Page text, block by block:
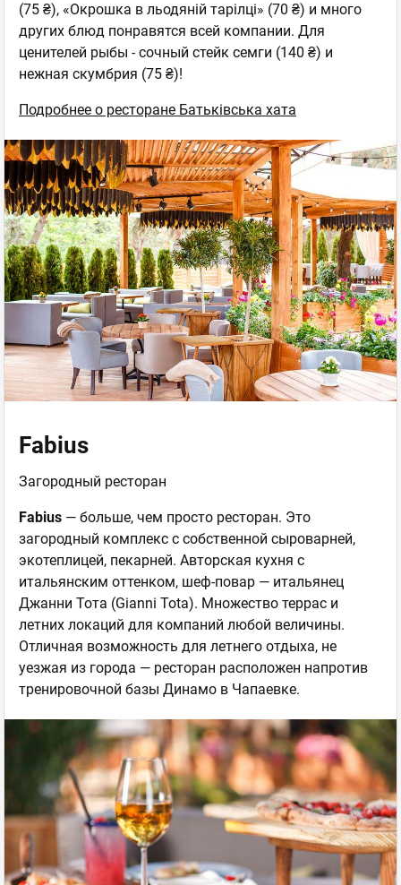
(75 ₴), «Окрошка в льодяній тарілці» (70 ₴) и много
других блюд понравятся всей компании. Для
ценителей рыбы - сочный стейк семги (140 ₴) и
нежная скумбрия (75 ₴)!
Подробнее о ресторане Батьківська хата
Fabius
Загородный ресторан
Fabius — больше, чем просто ресторан. Это
загородный комплекс с собственной сыроварней,
экотеплицей, пекарней. Авторская кухня с
итальянским оттенком, шеф-повар — итальянец
Джанни Тота (Gianni Tota). Множество террас и
летних локаций для компаний любой величины.
Отличная возможность для летнего отдыха, не
уезжая из города — ресторан расположен напротив
тренировочной базы Динамо в Чапаевке.